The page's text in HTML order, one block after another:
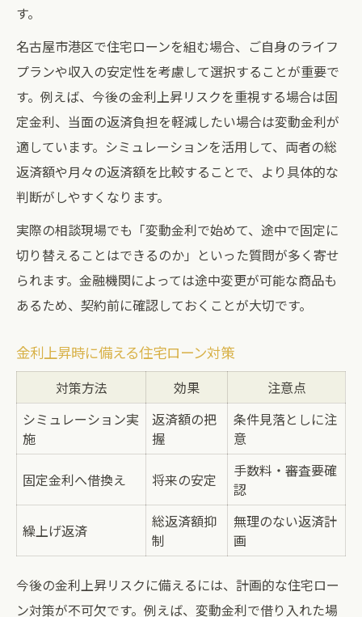
す。
名古屋市港区で住宅ローンを組む場合、ご自身のライフ
プランや収入の安定性を考慮して選択することが重要で
す。例えば、今後の金利上昇リスクを重視する場合は固
定金利、当面の返済負担を軽減したい場合は変動金利が
適しています。シミュレーションを活用して、両者の総
返済額や月々の返済額を比較することで、より具体的な
判断がしやすくなります。
実際の相談現場でも「変動金利で始めて、途中で固定に
切り替えることはできるのか」といった質問が多く寄せ
られます。金融機関によっては途中変更が可能な商品も
あるため、契約前に確認しておくことが大切です。
金利上昇時に備える住宅ローン対策
対策方法 効果
注意点
シミュレーション実
施
返済額の把
握
条件見落としに注
意
固定金利へ借換え 将来の安定
手数料・審査要確
認
繰上げ返済
総返済額抑
制
無理のない返済計
画
今後の金利上昇リスクに備えるには、計画的な住宅ロー
ン対策が不可欠です。例えば、変動金利で借り入れた場